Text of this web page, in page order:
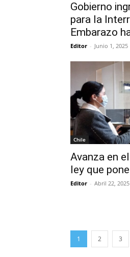
Gobierno
para la
Embarazo
Editor - Junio 1, 2025
Chile
Avanza en
ley que
Editor - Abril 22, 2025
1 2 3